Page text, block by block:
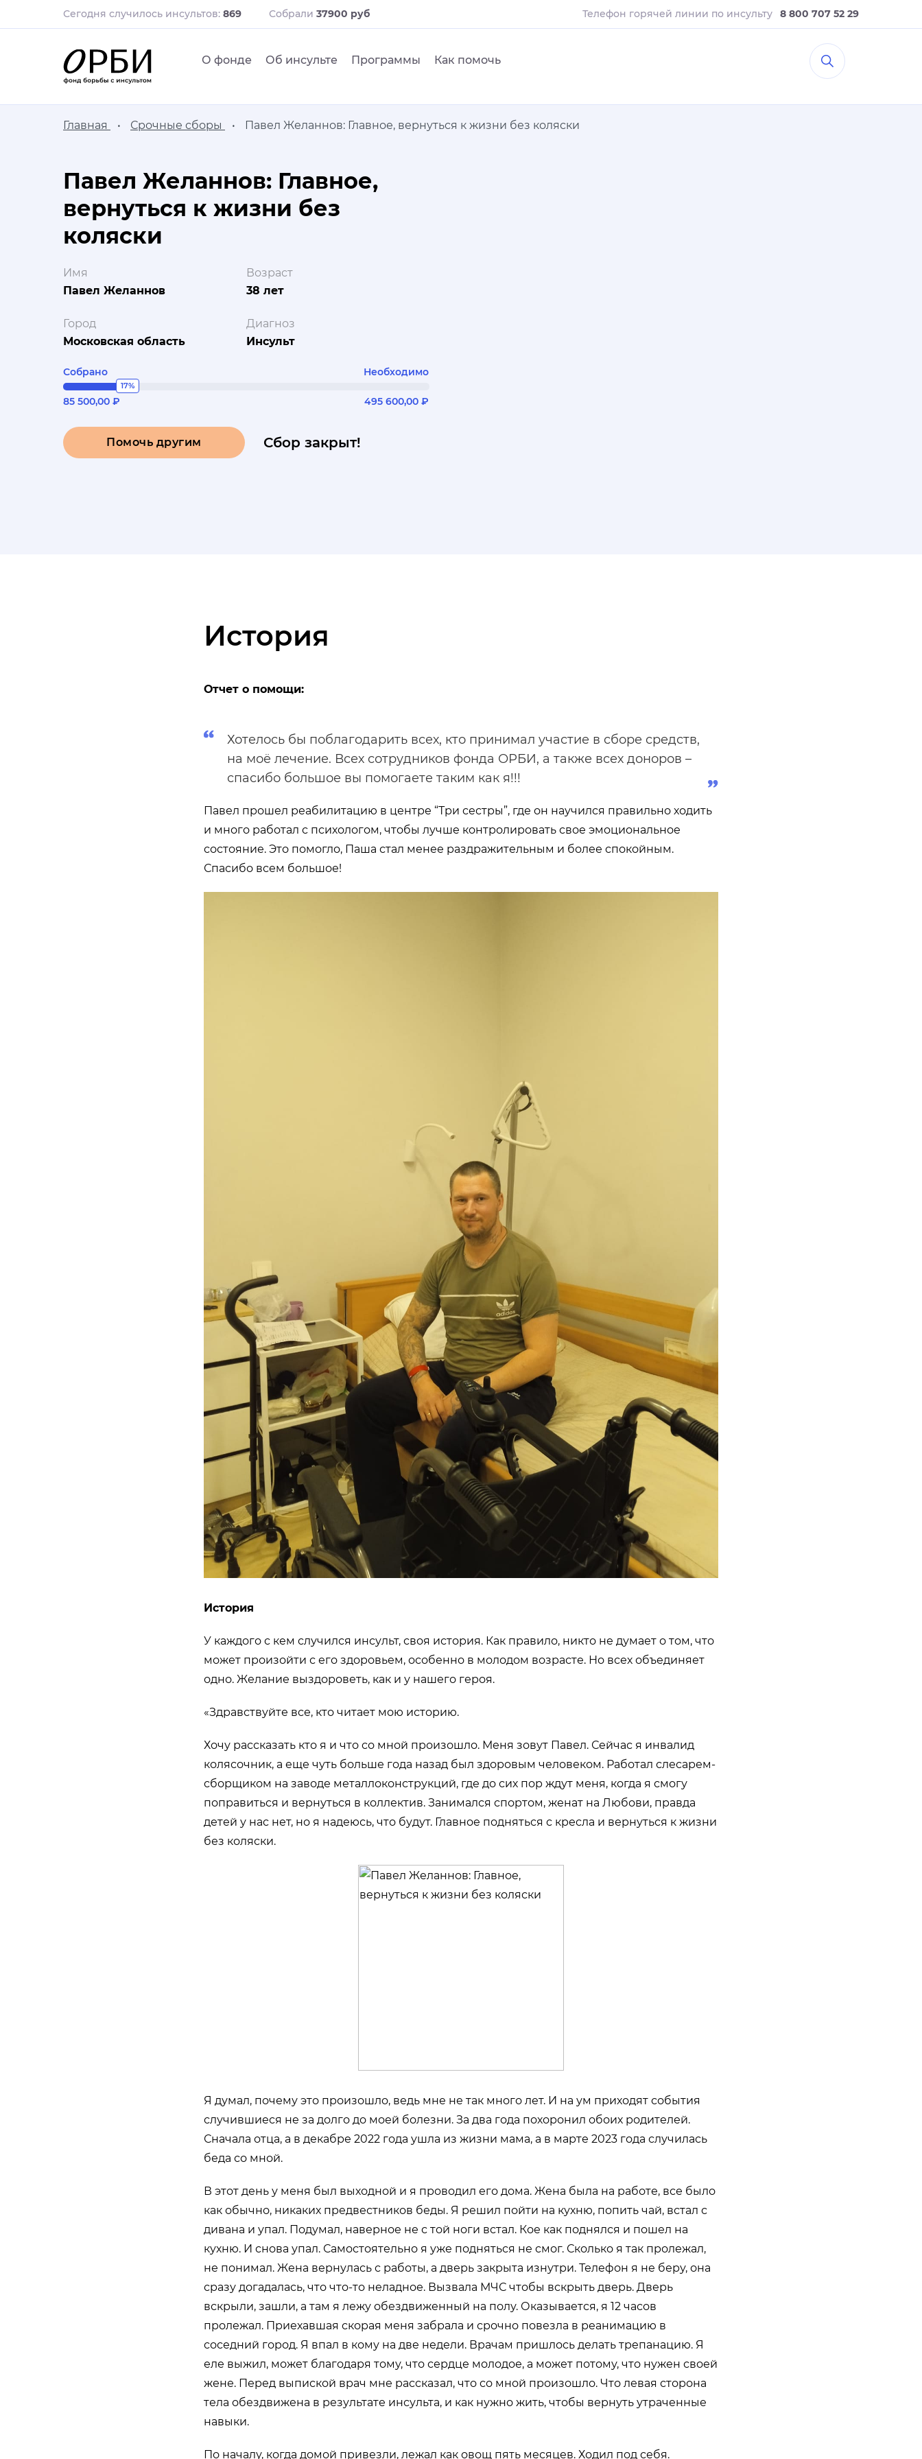
Сегодня случилось инсультов: 869 Собрали 37900 руб Телефон горячей линии по инсульту 8 800 707 52 29
О фонде Об инсульте Программы Как помочь
Главная Срочные сборы Павел Желаннов: Главное, вернуться к жизни без коляски
Павел Желаннов: Главное,
вернуться к жизни без
коляски
Имя
Павел Желаннов
Возраст
38 лет
Город
Московская область
Диагноз
Инсульт
Собрано Необходимо
17%
85 500,00 ₽ 495 600,00 ₽
Помочь другим Сбор закрыт!
История
Отчет о помощи:
Хотелось бы поблагодарить всех, кто принимал участие в сборе средств,
на моё лечение. Всех сотрудников фонда ОРБИ, а также всех доноров –
спасибо большое вы помогаете таким как я!!!
Павел прошел реабилитацию в центре “Три сестры”, где он научился правильно ходить
и много работал с психологом, чтобы лучше контролировать свое эмоциональное
состояние. Это помогло, Паша стал менее раздражительным и более спокойным.
Спасибо всем большое!
История
У каждого с кем случился инсульт, своя история. Как правило, никто не думает о том, что
может произойти с его здоровьем, особенно в молодом возрасте. Но всех объединяет
одно. Желание выздороветь, как и у нашего героя.
«Здравствуйте все, кто читает мою историю.
Хочу рассказать кто я и что со мной произошло. Меня зовут Павел. Сейчас я инвалид
колясочник, а еще чуть больше года назад был здоровым человеком. Работал слесарем-
сборщиком на заводе металлоконструкций, где до сих пор ждут меня, когда я смогу
поправиться и вернуться в коллектив. Занимался спортом, женат на Любови, правда
детей у нас нет, но я надеюсь, что будут. Главное подняться с кресла и вернуться к жизни
без коляски.
Я думал, почему это произошло, ведь мне не так много лет. И на ум приходят события
случившиеся не за долго до моей болезни. За два года похоронил обоих родителей.
Сначала отца, а в декабре 2022 года ушла из жизни мама, а в марте 2023 года случилась
беда со мной.
В этот день у меня был выходной и я проводил его дома. Жена была на работе, все было
как обычно, никаких предвестников беды. Я решил пойти на кухню, попить чай, встал с
дивана и упал. Подумал, наверное не с той ноги встал. Кое как поднялся и пошел на
кухню. И снова упал. Самостоятельно я уже подняться не смог. Сколько я так пролежал,
не понимал. Жена вернулась с работы, а дверь закрыта изнутри. Телефон я не беру, она
сразу догадалась, что что-то неладное. Вызвала МЧС чтобы вскрыть дверь. Дверь
вскрыли, зашли, а там я лежу обездвиженный на полу. Оказывается, я 12 часов
пролежал. Приехавшая скорая меня забрала и срочно повезла в реанимацию в
соседний город. Я впал в кому на две недели. Врачам пришлось делать трепанацию. Я
еле выжил, может благодаря тому, что сердце молодое, а может потому, что нужен своей
жене. Перед выпиской врач мне рассказал, что со мной произошло. Что левая сторона
тела обездвижена в результате инсульта, и как нужно жить, чтобы вернуть утраченные
навыки.
По началу, когда домой привезли, лежал как овощ пять месяцев. Ходил под себя.